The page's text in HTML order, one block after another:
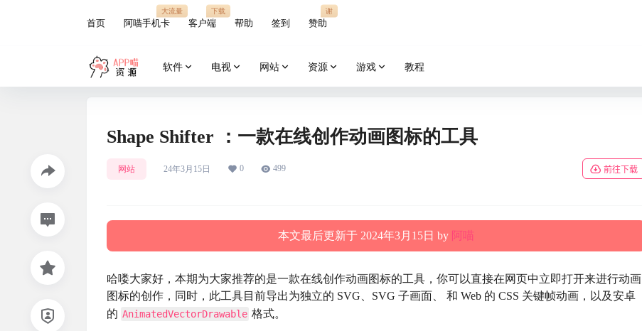
首页 阿喵手机卡
大流量
客户端
下载
帮助 签到 赞助
谢
软件 电视 网站 资源 游戏 教程
Shape Shifter ：一款在线创作动画图标的工具
网站 24年3月15日 0 499 前往下载
本文最后更新于 2024年3月15日 by 阿喵
哈喽大家好，本期为大家推荐的是一款在线创作动画图标的工具，你可以直接在网页中立即打开来进行动画
图标的创作，同时，此工具目前导出为独立的 SVG、SVG 子画面、 和 Web 的 CSS 关键帧动画，以及安卓
的 AnimatedVectorDrawable 格式。